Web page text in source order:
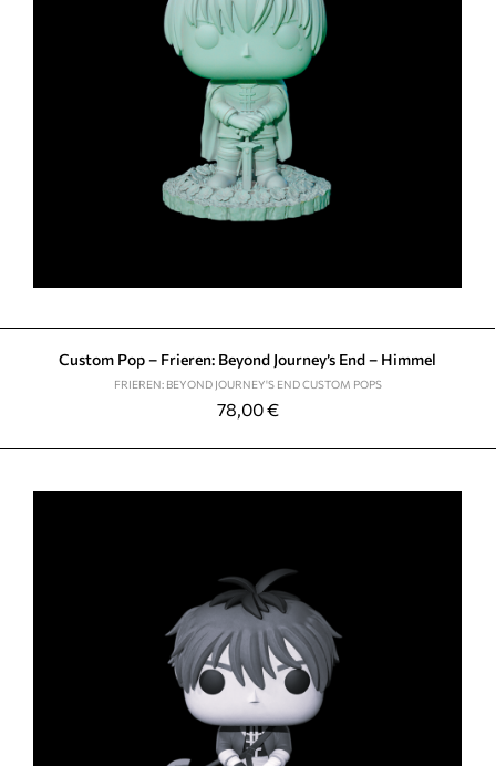
Custom Pop – Frieren: Beyond Journey’s End – Himmel
FRIEREN: BEYOND JOURNEY'S END CUSTOM POPS
78,00€